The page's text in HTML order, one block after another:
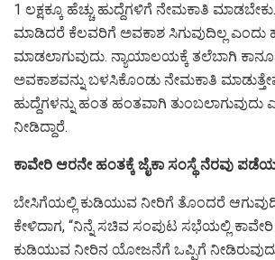
1 ಲಕ್ಷಕ್ಕೂ ಹೆಚ್ಚು ಹುದ್ದೆಗಳಿಗೆ ನೇಮಕಾತಿ
ಮಾಡಿದರೆ ಕೆಲವರಿಗೆ ಅವಕಾಶ ಸಿಗುವುದಿಲ್ಲ ಎಂದು
ಮಾಡಲಾಗುವುದು. ನ್ಯಾಯಾಲಯಕ್ಕೆ ತಲೆಬಾಗಿ
ಅವಕಾಶವನ್ನು ಬಳಸಿಕೊಂಡು ನೇಮಕಾತಿ
ಹುದ್ದೆಗಳನ್ನು ಹಂತ ಹಂತವಾಗಿ
ನೀಡಿದ್ದಾರೆ.
ಕಾವೇರಿ ಆರನೇ ಹಂತಕ್ಕೆ ಜೈಕಾ ಸಂಸ್ಥೆ ನೆರವು
ಬೇಸಿಗೆಯಲ್ಲಿ ಕುಡಿಯುವ ನೀರಿಗೆ ತೊಂದರೆ
ಕೇಳಿದಾಗ, “ನಿನ್ನೆ ಸಚಿವ ಸಂಪುಟ ಸಭೆಯಲ್ಲಿ
ಕುಡಿಯುವ ನೀರಿನ ಯೋಜನೆಗೆ ಒಪ್ಪಿಗೆ